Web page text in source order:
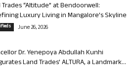
“Altitude” at Bendoorwell:
Luxury Living in Mangalore’s Skyline
June 26, 2026
Dr. Yenepoya Abdullah Kunhi
Land Trades’ ALTURA, a Landmark...